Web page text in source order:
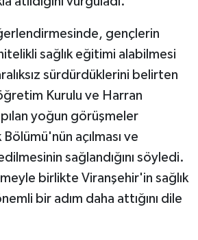
gençlerin
sağlık eğitimi alabilmesi
sürdürdüklerini belirten
Kurulu ve Harran
yoğun görüşmeler
açılması ve
sağlandığını söyledi.
birlikte Viranşehir'in sağlık
bir adım daha attığını dile